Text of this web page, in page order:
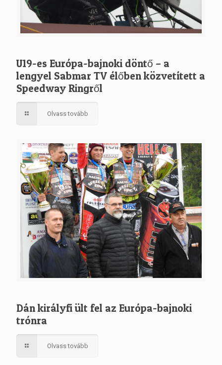
U19-es Európa-bajnoki döntő – a
lengyel Sabmar TV élőben közvetített a
Speedway Ringről
Olvass tovább
Dán királyfi ült fel az Európa-bajnoki
trónra
Olvass tovább